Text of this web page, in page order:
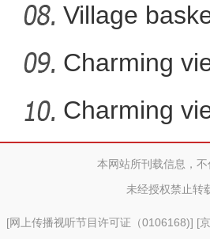
新疆库
Village
Charming
Charming
本网站所刊载信息，
未经授权禁止转
[网上传播视听节目许可证（0106168)] [